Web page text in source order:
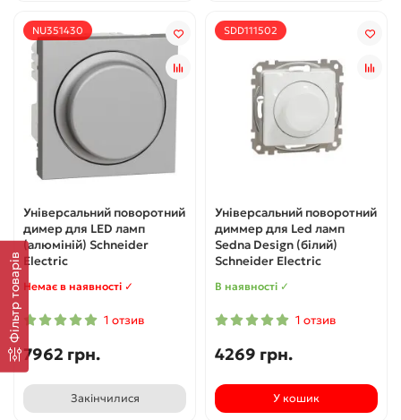
Фільтр товарів
NU351430
Універсальний поворотний
димер для LED ламп
(алюміній) Schneider
Electric
Немає в наявності ✓
1 отзив
7962 грн.
Закінчилися
SDD111502
Універсальний поворотний
диммер для Led ламп
Sedna Design (білий)
Schneider Electric
В наявності ✓
1 отзив
4269 грн.
У кошик